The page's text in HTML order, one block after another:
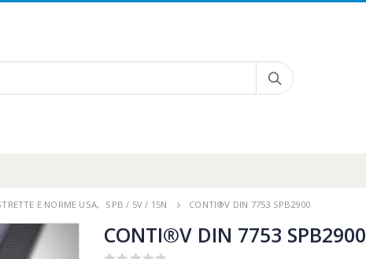
E NORME USA, SPB / 5V / 15N CONTI®V DIN 7753 SPB2900
CONTI®V DIN 7753 SPB2900